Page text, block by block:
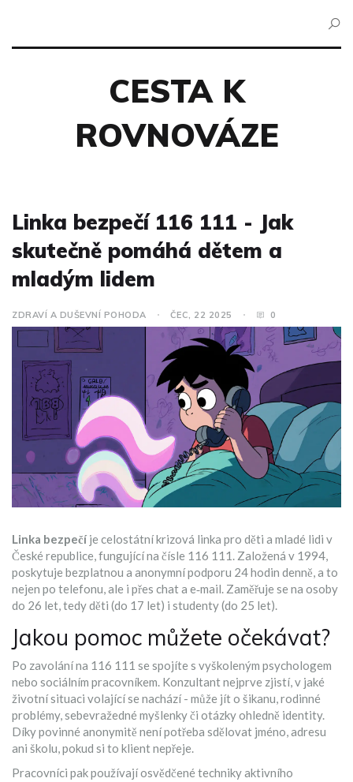
CESTA K
ROVNOVÁZE
Linka bezpečí 116 111 - Jak
skutečně pomáhá dětem a
mladým lidem
ZDRAVÍ A DUŠEVNÍ POHODA ČEC, 22 2025 0
Linka bezpečí je celostátní krizová linka pro děti a mladé lidi v
České republice, fungující na čísle 116 111 . Založená v 1994,
poskytuje bezplatnou a anonymní podporu 24 hodin denně, a to
nejen po telefonu, ale i přes chat a e‑mail. Zaměřuje se na osoby
do 26 let, tedy děti (do 17 let) i studenty (do 25 let).
Jakou pomoc můžete očekávat?
Po zavolání na 116 111 se spojíte s vyškoleným psychologem
nebo sociálním pracovníkem. Konzultant nejprve zjistí, v jaké
životní situaci volající se nachází - může jít o šikanu, rodinné
problémy, sebevražedné myšlenky či otázky ohledně identity.
Díky povinné anonymitě není potřeba sdělovat jméno, adresu
ani školu, pokud si to klient nepřeje.
Pracovníci pak používají osvědčené techniky aktivního